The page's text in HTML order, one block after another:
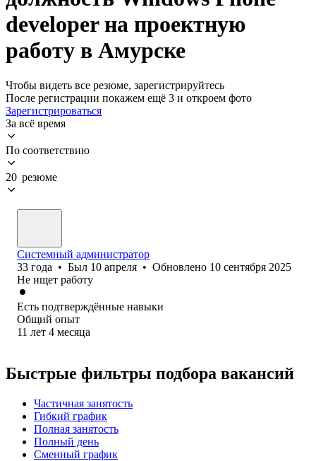
developer на проектную
работу в Амурске
Чтобы видеть все резюме, зарегистрируйтесь
После регистрации покажем ещё 3 и откроем фото
Зарегистрироваться
За всё время
По соответствию
20 резюме
Системный администратор
33 года • Был 10 апреля • Обновлено 10 сентября 2025
Не ищет работу
Есть подтверждённые навыки
Общий опыт
11 лет 4 месяца
Быстрые фильтры подбора вакансий
Частичная занятость
Гибкий график
Полная занятость
Полный день
Сменный график